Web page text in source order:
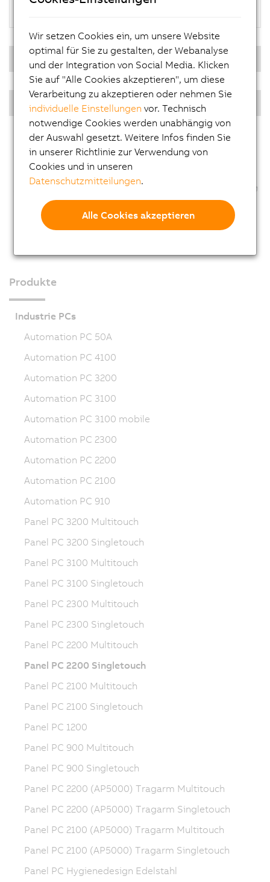
Hypervisor
Echtzeit Betriebssystem
Diagonalen PPC Singletouch
Produkte
Industrie PCs
Automation PC 50A
Automation PC 4100
Automation PC 3200
Automation PC 3100
Automation PC 3100 mobile
Automation PC 2300
Automation PC 2200
Automation PC 2100
Automation PC 910
Panel PC 3200 Multitouch
Panel PC 3200 Singletouch
Panel PC 3100 Multitouch
Panel PC 3100 Singletouch
Panel PC 2300 Multitouch
Panel PC 2300 Singletouch
Panel PC 2200 Multitouch
Panel PC 2200 Singletouch
Panel PC 2100 Multitouch
Panel PC 2100 Singletouch
Panel PC 1200
Panel PC 900 Multitouch
Panel PC 900 Singletouch
Panel PC 2200 (AP5000) Tragarm Multitouch
Panel PC 2200 (AP5000) Tragarm Singletouch
Panel PC 2100 (AP5000) Tragarm Multitouch
Panel PC 2100 (AP5000) Tragarm Singletouch
Panel PC Hygienedesign Edelstahl
Wir setzen Cookies ein, um unsere Website
optimal für Sie zu gestalten, der Webanalyse
und der Integration von Social Media. Klicken
Sie auf "Alle Cookies akzeptieren", um diese
Verarbeitung zu akzeptieren oder nehmen Sie
individuelle Einstellungen vor. Technisch
notwendige Cookies werden unabhängig von
der Auswahl gesetzt. Weitere Infos finden Sie
in unserer Richtlinie zur Verwendung von
Cookies und in unseren
Datenschutzmitteilungen.
Alle Cookies akzeptieren